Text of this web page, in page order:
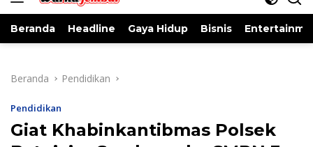
Beranda Headline Gaya Hidup Bisnis
Beranda Pendidikan
Pendidikan
Giat Khabinkantibmas Polsek